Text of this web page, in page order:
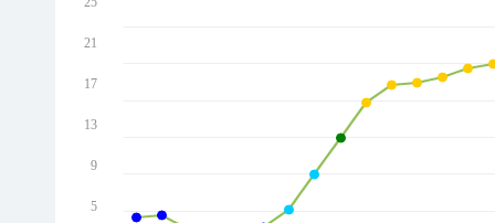
21
17
13
9
5